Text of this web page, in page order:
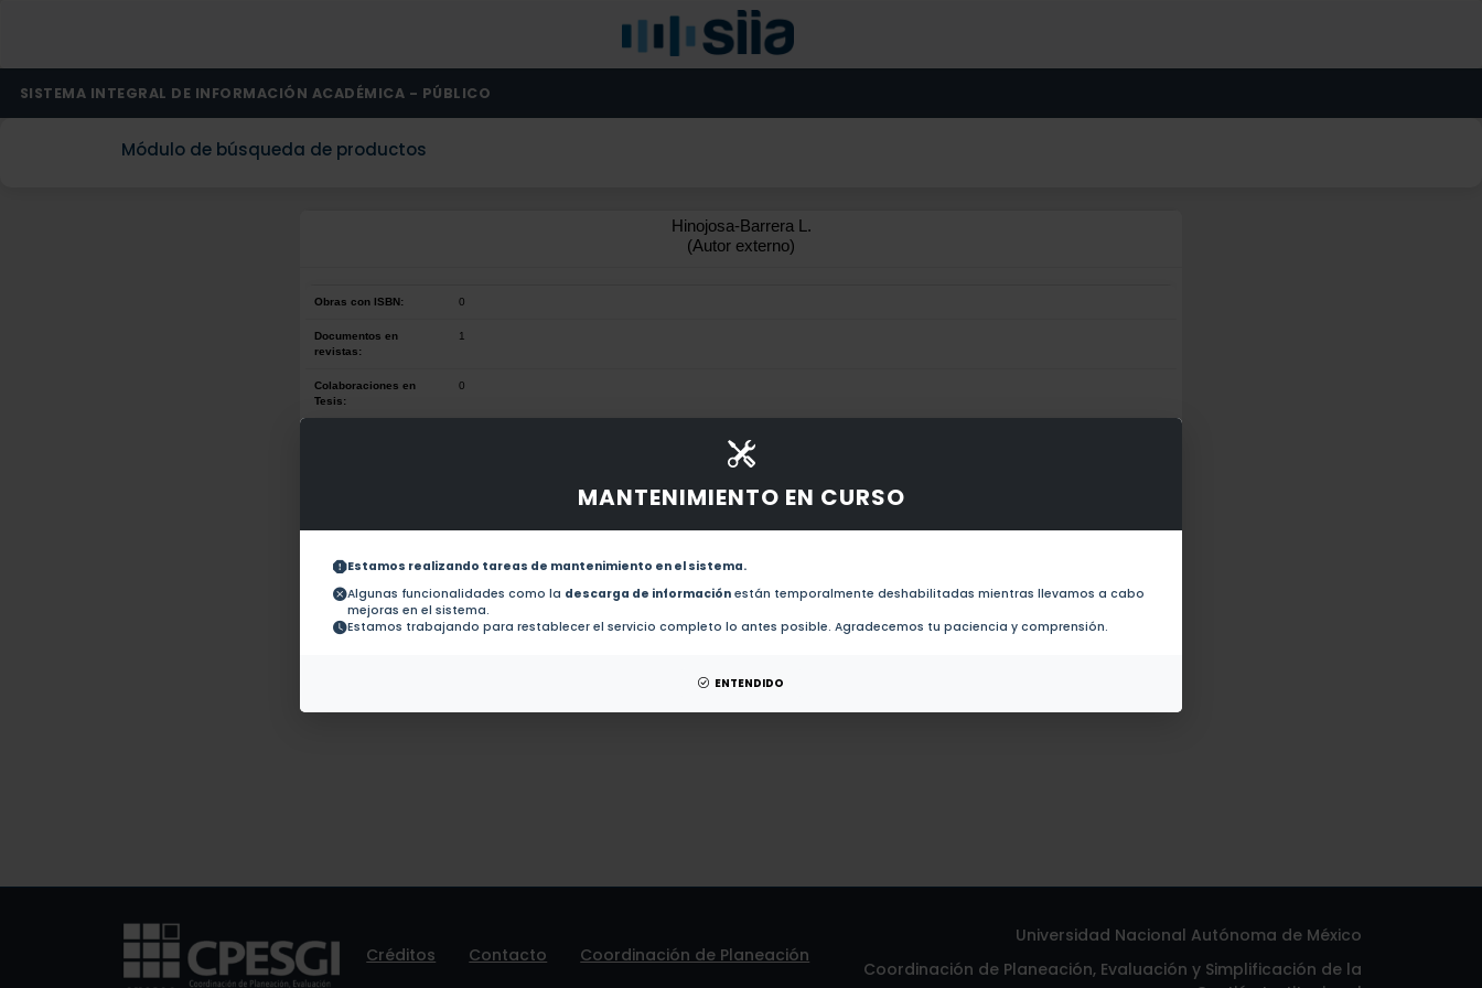
MANTENIMIENTO EN CURSO
Estamos realizando tareas de mantenimiento en el sistema.
Algunas funcionalidades como la descarga de información están temporalmente deshabilitadas mientras llevamos a cabo
mejoras en el sistema.
Estamos trabajando para restablecer el servicio completo lo antes posible. Agradecemos tu paciencia y comprensión.
ENTENDIDO
SISTEMA INTEGRAL DE INFORMACIÓN ACADÉMICA - PÚBLICO
Módulo de búsqueda de productos
Hinojosa-Barrera L.
(Autor externo)
Obras con ISBN: 0
Documentos en
revistas:
1
Colaboraciones en
Tesis:
0
No hay obras de este autor.
Colaboraciones en
Tesis:
No hay tesis de este autor.
Créditos Contacto Coordinación de Planeación
Universidad Nacional Autónoma de México
Coordinación de Planeación, Evaluación y Simplificación de la